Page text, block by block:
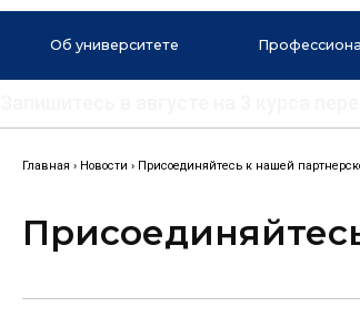
Об университете
Главная › Новости › Присоединяйтесь к нашей